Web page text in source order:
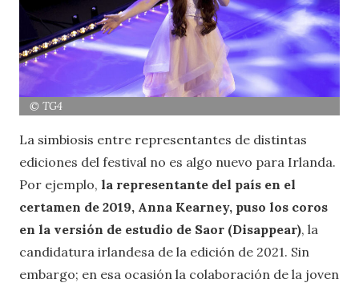
© TG4
La simbiosis entre representantes de distintas
ediciones del festival no es algo nuevo para Irlanda.
Por ejemplo, la representante del país en el
certamen de 2019, Anna Kearney, puso los coros
en la versión de estudio de Saor (Disappear), la
candidatura irlandesa de la edición de 2021. Sin
embargo; en esa ocasión la colaboración de la joven